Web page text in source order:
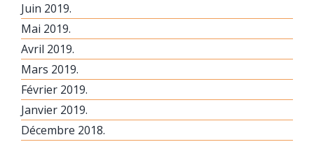
Juin 2019.
Mai 2019.
Avril 2019.
Mars 2019.
Février 2019.
Janvier 2019.
Décembre 2018.